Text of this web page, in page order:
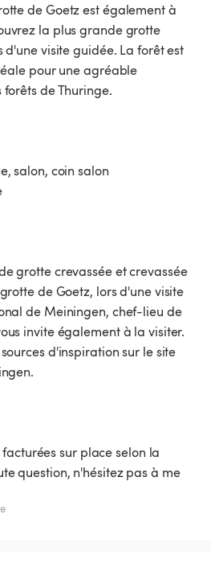
de Goetz est également à
la plus grande grotte
d'une visite guidée. La forêt est
pour une agréable
de Thuringe.
salon, coin salon
grotte crevassée et crevassée
de Goetz, lors d'une visite
de Meiningen, chef-lieu de
invite également à la visiter.
d'inspiration sur le site
sur place selon la
question, n'hésitez pas à me